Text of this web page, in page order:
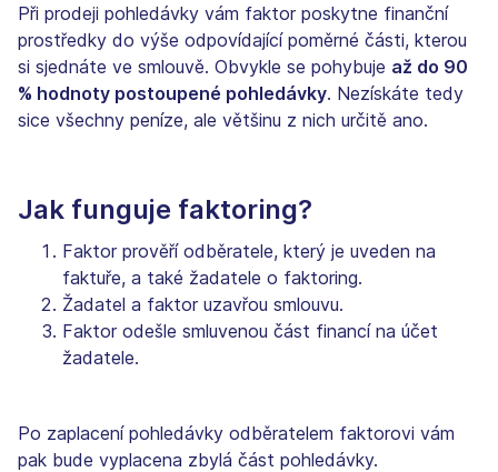
Při prodeji pohledávky vám faktor poskytne finanční
prostředky do výše odpovídající poměrné části, kterou
si sjednáte ve smlouvě. Obvykle se pohybuje až do 90
% hodnoty postoupené pohledávky. Nezískáte tedy
sice všechny peníze, ale většinu z nich určitě ano.
Jak funguje faktoring?
Faktor prověří odběratele, který je uveden na
faktuře, a také žadatele o faktoring.
Žadatel a faktor uzavřou smlouvu.
Faktor odešle smluvenou část financí na účet
žadatele.
Po zaplacení pohledávky odběratelem faktorovi vám
pak bude vyplacena zbylá část pohledávky.